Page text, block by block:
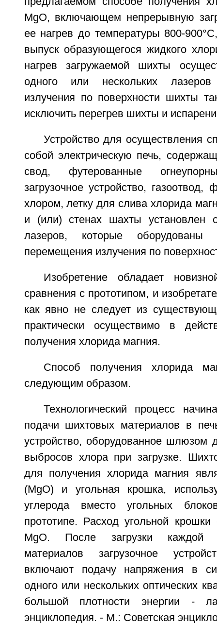
MgO, включающем непрерывную
ее нагрев до температуры 800-
выпуск образующегося жидкого
нагрев загружаемой шихты
одного или нескольких
излучения по поверхности шихты
исключить перегрев шихты и
Устройство для осуществления
собой электрическую печь,
свод, футерованные
загрузочное устройство,
хлором, летку для слива хлорида
и (или) стенах шахты установлен
лазеров, которые оборудованы
перемещения излучения по
Изобретение обладает
сравнения с прототипом, и
как явно не следует из
практически осуществимо в
получения хлорида магния.
Способ получения хлорида
следующим образом.
Технологический процесс
подачи шихтовых материалов в
устройство, оборудованное шлюзом
выбросов хлора при загрузке.
для получения хлорида магния
(MgO) и угольная крошка,
углерода вместо угольных
прототипе. Расход угольной крошки
MgO. После загрузки каждой
материалов загрузочное
включают подачу напряжения в
одного или нескольких оптических
большой плотности энергии -
энциклопедия. - М.: Советская